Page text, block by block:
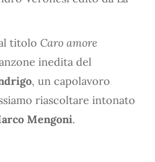
titolo Caro amore
inedita del
, un capolavoro
riascoltare intonato
Mengoni.